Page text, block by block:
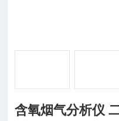
含氧烟气分析仪